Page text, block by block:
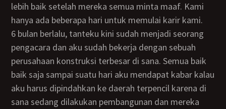
lebih baik setelah mereka semua minta maaf. Kami
hanya ada beberapa hari untuk memulai karir kami.
6 bulan berlalu, tanteku kini sudah menjadi seorang
pengacara dan aku sudah bekerja dengan sebuah
perusahaan konstruksi terbesar di sana. Semua baik
baik saja sampai suatu hari aku mendapat kabar kalau
aku harus dipindahkan ke daerah terpencil karena di
sana sedang dilakukan pembangunan dan mereka